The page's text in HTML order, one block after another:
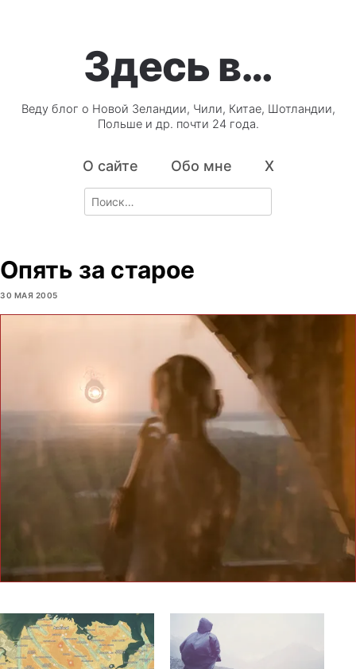
Здесь в…
Веду блог о Новой Зеландии, Чили, Китае, Шотландии,
Польше и др. почти 24 года.
О сайте Обо мне X
Search
for:
Опять за старое
30 МАЯ 2005